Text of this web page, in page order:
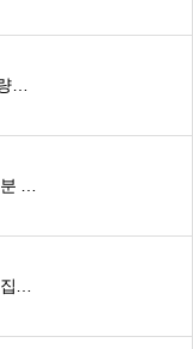
동탄/주간고정/주급가능/도장/물량폭발적